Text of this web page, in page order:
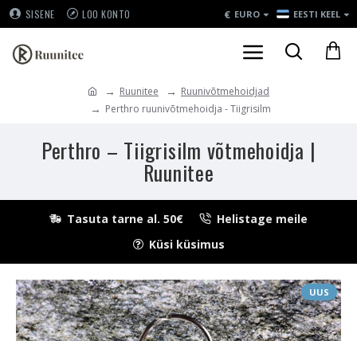
SISENE LOO KONTO € EURO EESTI KEEL
Ruunitee
Ruunivõtmehoidjad
Perthro ruunivõtmehoidja - Tiigrisilm
Perthro – Tiigrisilm võtmehoidja |
Ruunitee
Tasuta tarne al. 50€
Helistage meile
Küsi küsimus
UUS